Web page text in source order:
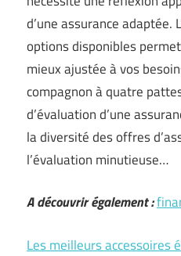
d’une assurance adaptée.
options disponibles
mieux ajustée à vos
compagnon à quatre
d’évaluation d’une
la diversité des offres
l’évaluation minutieuse…
A découvrir également :
Les meilleurs accessoires